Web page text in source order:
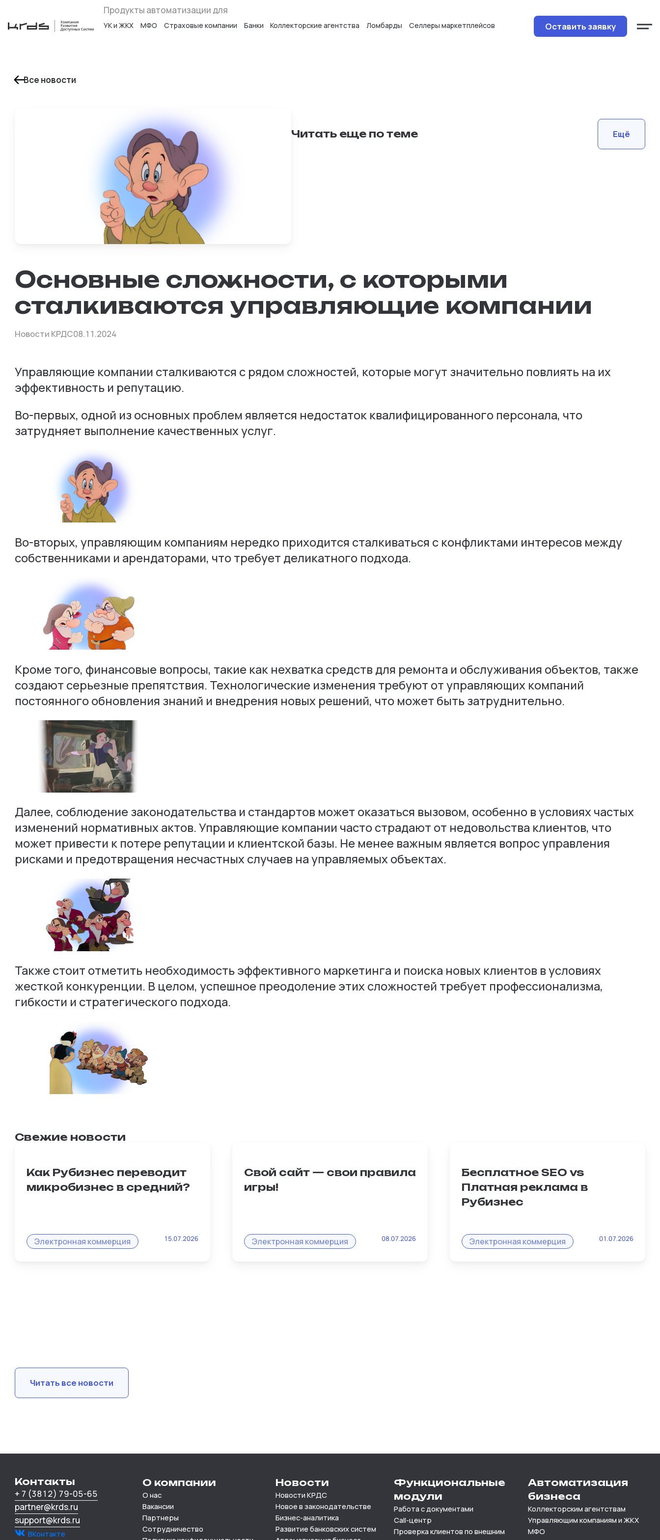
Продукты автоматизации для
УК и ЖКХ МФО Страховые компании Банки Коллекторские агентства Ломбарды Селлеры маркетплейсов Оставить заявку
Все новости
Читать еще по теме Ещё
Основные сложности, с которыми
сталкиваются управляющие компании
Новости КРДС08.11.2024
Управляющие компании сталкиваются с рядом сложностей, которые могут значительно повлиять на их
эффективность и репутацию.
Во-первых, одной из основных проблем является недостаток квалифицированного персонала, что
затрудняет выполнение качественных услуг.
Во-вторых, управляющим компаниям нередко приходится сталкиваться с конфликтами интересов между
собственниками и арендаторами, что требует деликатного подхода.
Кроме того, финансовые вопросы, такие как нехватка средств для ремонта и обслуживания объектов, также
создают серьезные препятствия. Технологические изменения требуют от управляющих компаний
постоянного обновления знаний и внедрения новых решений, что может быть затруднительно.
Далее, соблюдение законодательства и стандартов может оказаться вызовом, особенно в условиях частых
изменений нормативных актов. Управляющие компании часто страдают от недовольства клиентов, что
может привести к потере репутации и клиентской базы. Не менее важным является вопрос управления
рисками и предотвращения несчастных случаев на управляемых объектах.
Также стоит отметить необходимость эффективного маркетинга и поиска новых клиентов в условиях
жесткой конкуренции. В целом, успешное преодоление этих сложностей требует профессионализма,
гибкости и стратегического подхода.
Свежие новости
Как Рубизнес переводит
микробизнес в средний?
любого продавца. И именно интернет-
Электронная коммерция 15.07.2026
Свой сайт — свои правила
игры!
жалуются: «На маркетплейсе
Электронная коммерция 08.07.2026
Бесплатное SEO vs
Платная реклама в
Рубизнес
маркетплейс и молиться на таргет.
Электронная коммерция 01.07.2026
Читать все новости
Контакты
+ 7 (3812) 79-05-65
partner@krds.ru
support@krds.ru
ВКонтакте
О компании
О нас
Вакансии
Партнеры
Сотрудничество
Новости
Новости КРДС
Новое в законодательстве
Бизнес-аналитика
Развитие банковских систем
Функциональные
модули
Работа с документами
Call-центр
Проверка клиентов по внешним
Автоматизация
бизнеса
Коллекторским агентствам
Управляющим компаниям и ЖКХ
МФО